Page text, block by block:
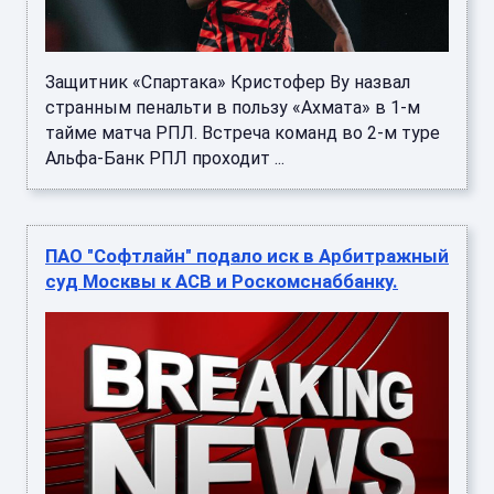
Защитник «Спартака» Кристофер Ву назвал
странным пенальти в пользу «Ахмата» в 1-м
тайме матча РПЛ. Встреча команд во 2-м туре
Альфа-Банк РПЛ проходит ...
ПАО "Софтлайн" подало иск в Арбитражный
суд Москвы к АСВ и Роскомснаббанку.